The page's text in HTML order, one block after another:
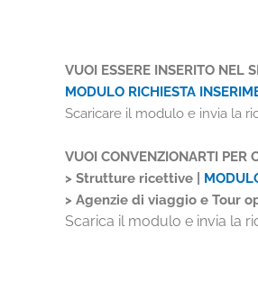
VUOI ESSERE INSERITO NEL
MODULO RICHIESTA
Scaricare il modulo e invia la
VUOI CONVENZIONARTI PER
> Strutture ricettive |
> Agenzie di viaggio e Tour
Scarica il modulo e invia la